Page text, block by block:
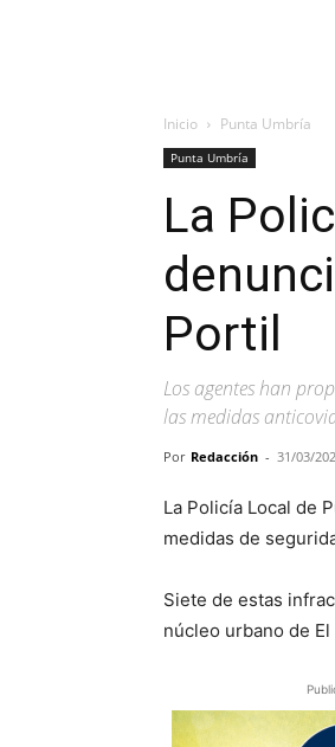
Inicio Punta Umbría
Punta Umbría
La
Portil
Los agentes han
las medidas
Por Redacción - 31/03/
La Policía Local de
medidas de
Siete de estas
núcleo urbano de